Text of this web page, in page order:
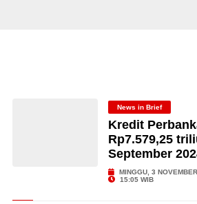
News in Brief
Kredit
Rp7.579,25
September
MINGGU, 3
15:05 WIB